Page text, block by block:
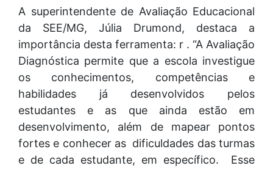
A superintendente de Avaliação Educacional
da SEE/MG, Júlia Drumond, destaca a
importância desta ferramenta: r . “A Avaliação
Diagnóstica permite que a escola investigue
os conhecimentos, competências e
habilidades já desenvolvidos pelos
estudantes e as que ainda estão em
desenvolvimento, além de mapear pontos
fortes e conhecer as dificuldades das turmas
e de cada estudante, em específico. Esse